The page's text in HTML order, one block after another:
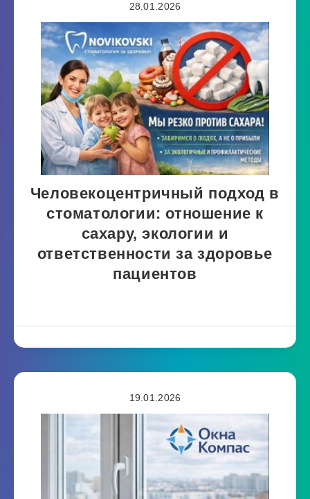
28.01.2026
Человекоцентричный подход в
стоматологии: отношение к
сахару, экологии и
ответственности за здоровье
пациентов
19.01.2026